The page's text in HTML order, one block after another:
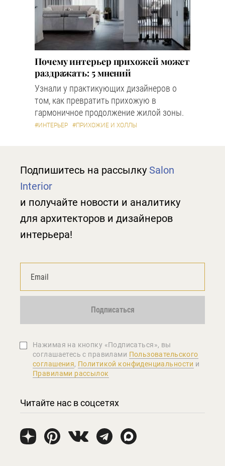
Почему интерьер прихожей может
раздражать: 5 мнений
Узнали у практикующих дизайнеров о
том, как превратить прихожую в
гармоничное продолжение жилой зоны.
#ИНТЕРЬЕР #ПРИХОЖИЕ И ХОЛЛЫ
Подпишитесь на рассылку Salon
Interior
и получайте новости и аналитику
для архитекторов и дизайнеров
интерьера!
Подписаться
Нажимая на кнопку «Подписаться», вы
соглашаетеcь с правилами Пользовательского
соглашения, Политикой конфиденциальности и
Правилами рассылок
Читайте нас в соцсетях